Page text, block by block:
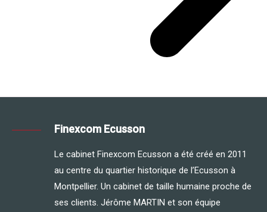
Finexcom Ecusson
Le cabinet Finexcom Ecusson a été créé en 2011
au centre du quartier historique de l’Ecusson à
Montpellier. Un cabinet de taille humaine proche de
ses clients. Jérôme MARTIN et son équipe